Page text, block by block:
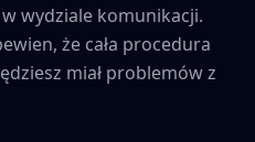
wydziale komunikacji.
że cała procedura
miał problemów z